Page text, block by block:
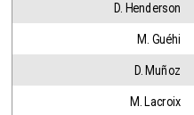
D. Henderson
M. Guéhi
D. Muñoz
M. Lacroix